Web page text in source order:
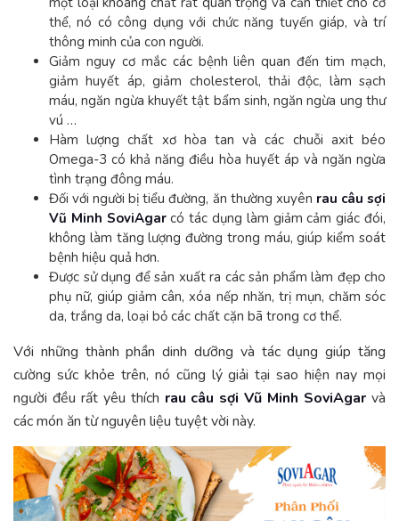
thể, nó có công dụng với chức năng tuyến giáp, và trí
thông minh của con người.
Giảm nguy cơ mắc các bệnh liên quan đến tim mạch,
giảm huyết áp, giảm cholesterol, thải độc, làm sạch
máu, ngăn ngừa khuyết tật bẩm sinh, ngăn ngừa ung thư
vú …
Hàm lượng chất xơ hòa tan và các chuỗi axit béo
Omega-3 có khả năng điều hòa huyết áp và ngăn ngừa
tình trạng đông máu.
Đối với người bị tiểu đường, ăn thường xuyên rau câu sợi
Vũ Minh SoviAgarcó tác dụng làm giảm cảm giác đói,
không làm tăng lượng đường trong máu, giúp kiểm soát
bệnh hiệu quả hơn.
Được sử dụng để sản xuất ra các sản phẩm làm đẹp cho
phụ nữ, giúp giảm cân, xóa nếp nhăn, trị mụn, chăm sóc
da, trắng da, loại bỏ các chất cặn bã trong cơ thể.
Với những thành phần dinh dưỡng và tác dụng giúp tăng
cường sức khỏe trên, nó cũng lý giải tại sao hiện nay mọi
người đều rất yêu thích rau câu sợi Vũ Minh SoviAgar và
các món ăn từ nguyên liệu tuyệt vời này.